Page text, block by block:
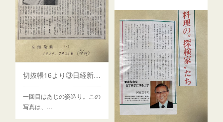
切抜帳16より③日経新聞連載／男の手料理
一回目はあじの姿造り。この
写真は、…